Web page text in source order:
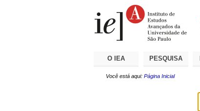
O IEA PESQUISA
Você está aqui: Página Inicial